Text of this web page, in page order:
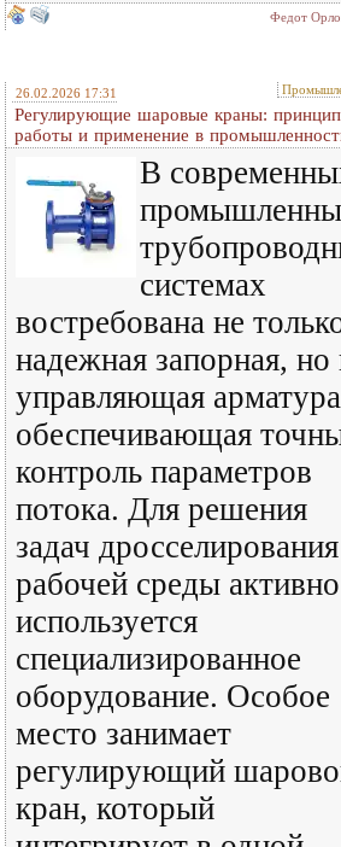
Федот
26.02.2026 17:31
Регулирующие шаровые краны: принцип
работы и применение в
В
системах
востребована не
надежная запорная, но
управляющая
обеспечивающая
контроль параметров
потока. Для решения
задач дросселирования
рабочей среды активно
используется
специализированное
оборудование. Особое
место занимает
регулирующий
кран, который